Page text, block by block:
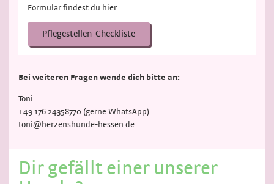
Formular findest du hier:
Pflegestellen-Checkliste
Bei weiteren Fragen wende dich bitte an:
Toni
+49 176 24358770 (gerne WhatsApp)
toni@herzenshunde-hessen.de
Dir gefällt einer unserer